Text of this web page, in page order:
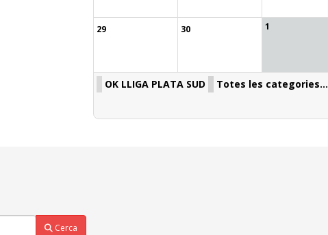
29 30 1
OK LLIGA PLATA SUD Totes les categories...
Cerca